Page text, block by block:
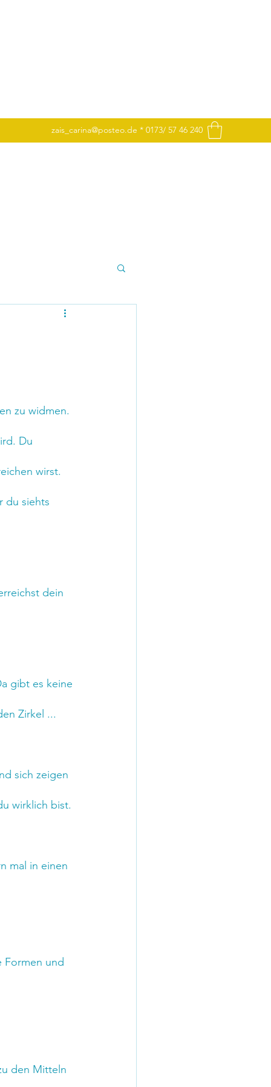
zais_carina@posteo.de * 0173/ 57 46 240
zu widmen.
Du
wirst.
du siehts
dein
gibt es keine
Zirkel ...
sich zeigen
wirklich bist.
mal in einen
Formen und
den Mitteln